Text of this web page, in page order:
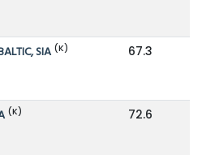
SIA (K) 67.3
(K) 72.6